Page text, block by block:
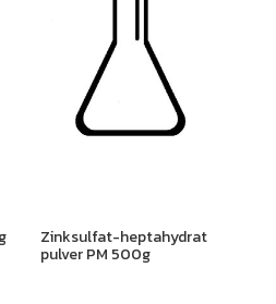
Zinksulfat-heptahydrat
pulver PM 500g